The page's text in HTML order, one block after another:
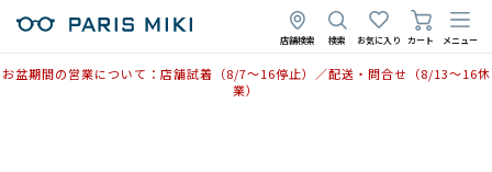
店舗検索 検索 お気に入り カート メニュー
お盆期間の営業について：店舗試着（8/7〜16停止）／配送・問合せ（8/13〜16休
業）